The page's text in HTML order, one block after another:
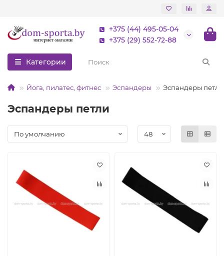
+375 (44) 495-05-04
+375 (29) 552-72-88
Категории
Йога, пилатес, фитнес Эспандеры Эспандеры петли
Эспандеры петли